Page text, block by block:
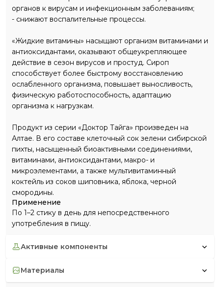
органов к вирусам и инфекционным заболеваниям;
- снижают воспалительные процессы.
«Жидкие витамины» насыщают организм витаминами и
антиоксидантами, оказывают общеукрепляющее
действие в сезон вирусов и простуд. Сироп
способствует более быстрому восстановлению
ослабленного организма, повышает выносливость,
физическую работоспособность, адаптацию
организма к нагрузкам.
Продукт из серии «Доктор Тайга» произведен на
Алтае. В его составе клеточный сок зелени сибирской
пихты, насыщенный биоактивными соединениями,
витаминами, антиоксидантами, макро- и
микроэлементами, а также мультивитаминный
коктейль из соков шиповника, яблока, черной
смородины.
Применение
По 1–2 стику в день для непосредственного
употребления в пищу.
активные компоненты
материалы